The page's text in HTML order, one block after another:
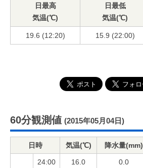
日最高
気温(℃)
日最低
気温(℃)
19.6 (12:20) 15.9 (22:00)
60分観測値 (2015年05月04日)
日時 気温(℃) 降水量(mm)
24:00 16.0 0.0